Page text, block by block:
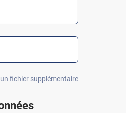
fichier supplémentaire